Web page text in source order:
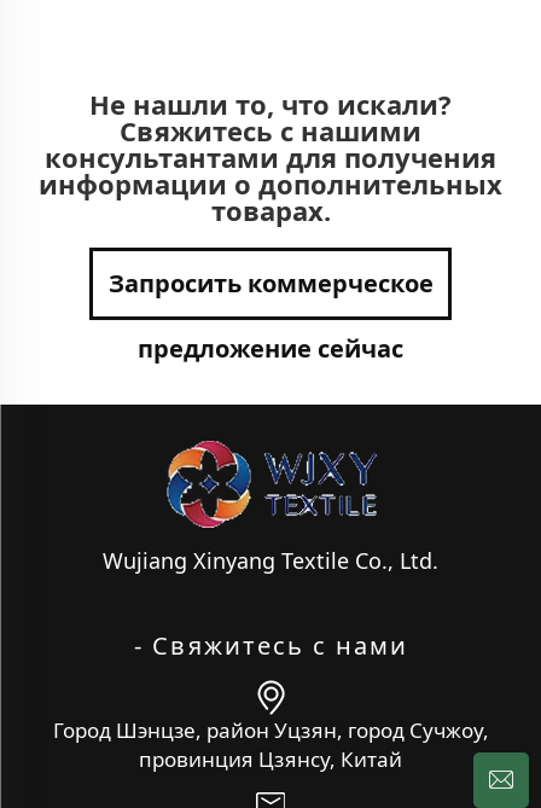
Не нашли то, что искали?
Свяжитесь с нашими
консультантами для получения
информации о дополнительных
товарах.
Запросить коммерческое
предложение сейчас
Wujiang Xinyang Textile Co., Ltd.
- Свяжитесь с нами
Город Шэнцзе, район Уцзян, город Сучжоу,
провинция Цзянсу, Китай